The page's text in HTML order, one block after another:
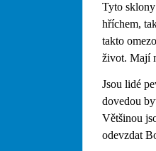
Tyto sklony
hříchem,
takto
život. Mají
Jsou lidé
dovedou
Většinou
odevzdat